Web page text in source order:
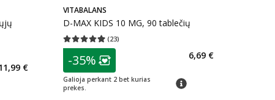
nuolaida:
€
VITABALANS
D-MAX KIDS 10 MG, 90 tablečių
(23)
Vidutinis įvertinimas 4.96
patarimas
Lojalumo klubo narių nuolaida
-35%
Galioja perkant 2 bet kurias
prekes.
patarimas
6,69 €